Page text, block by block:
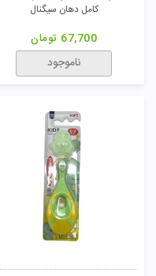
کامل دهان سیگنال
67,700 تومان
ناموجود